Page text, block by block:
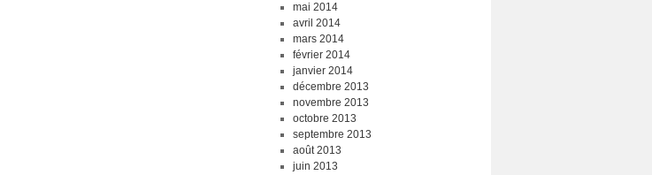
mai 2014
avril 2014
mars 2014
février 2014
janvier 2014
décembre 2013
novembre 2013
octobre 2013
septembre 2013
août 2013
juin 2013